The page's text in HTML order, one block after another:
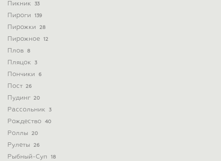
Пикник 33
Пироги 139
Пирожки 28
Пирожное 12
Плов 8
Пляцок 3
Пончики 6
Пост 26
Пудинг 20
Рассольник 3
Рождество 40
Роллы 20
Рулеты 26
Рыбный-Суп 18